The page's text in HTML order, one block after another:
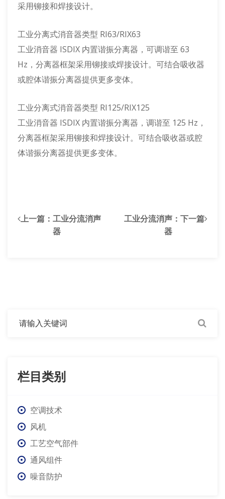
采用铆接和焊接设计。
工业分离式消音器类型 RI63/RIX63
工业消音器 ISDIX 内置谐振分离器，可调谐至 63
Hz，分离器框架采用铆接或焊接设计。可结合吸收器
或腔体谐振分离器提供更多变体。
工业分离式消音器类型 RI125/RIX125
工业消音器 ISDIX 内置谐振分离器，调谐至 125 Hz，
分离器框架采用铆接和焊接设计。可结合吸收器或腔
体谐振分离器提供更多变体。
上一篇： 工业分流消声
器
工业分流消声
器
：下一篇
栏目类别
空调技术
风机
工艺空气部件
通风组件
噪音防护